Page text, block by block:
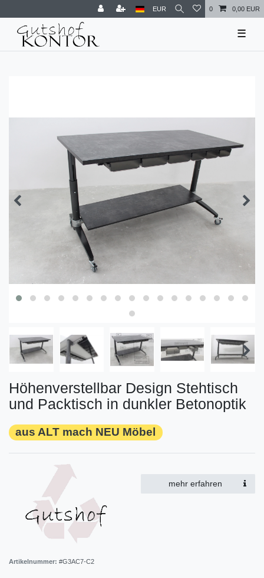
EUR 0 0,00 EUR
☰
Höhenverstellbar Design Stehtisch
und Packtisch in dunkler Betonoptik
aus ALT mach NEU Möbel
mehr erfahren
Artikelnummer: #G3AC7-C2